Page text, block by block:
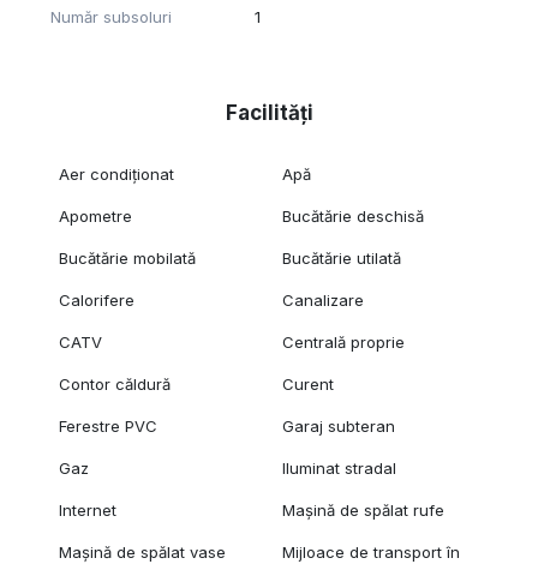
Număr subsoluri 1
Facilități
Aer condiționat Apă
Apometre Bucătărie deschisă
Bucătărie mobilată Bucătărie utilată
Calorifere Canalizare
CATV Centrală proprie
Contor căldură Curent
Ferestre PVC Garaj subteran
Gaz Iluminat stradal
Internet Mașină de spălat rufe
Mașină de spălat vase
Mijloace de transport în